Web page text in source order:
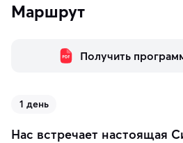
Маршрут
Получить
1 день
Нас встречает настоящая